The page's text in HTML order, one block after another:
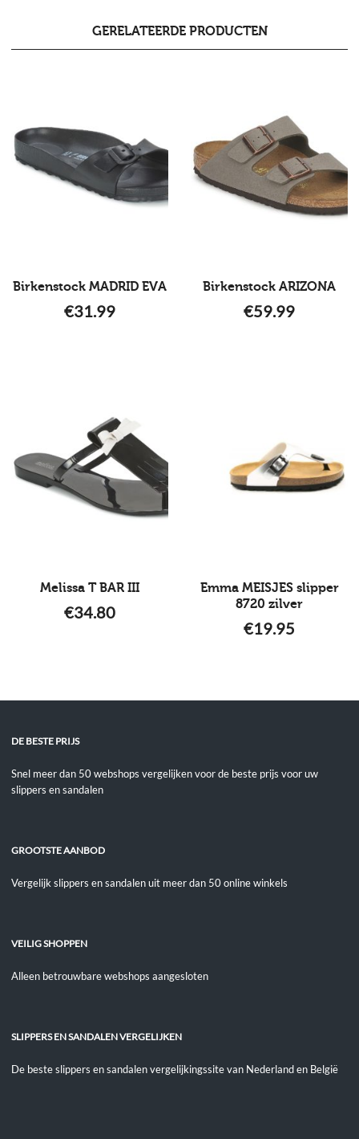
GERELATEERDE PRODUCTEN
Birkenstock MADRID EVA
€31.99
Birkenstock ARIZONA
€59.99
Melissa T BAR III
€34.80
Emma MEISJES slipper
8720 zilver
€19.95
DE BESTE PRIJS
Snel meer dan 50 webshops vergelijken voor de beste prijs voor uw
slippers en sandalen
GROOTSTE AANBOD
Vergelijk slippers en sandalen uit meer dan 50 online winkels
VEILIG SHOPPEN
Alleen betrouwbare webshops aangesloten
SLIPPERS EN SANDALEN VERGELIJKEN
De beste slippers en sandalen vergelijkingssite van Nederland en België